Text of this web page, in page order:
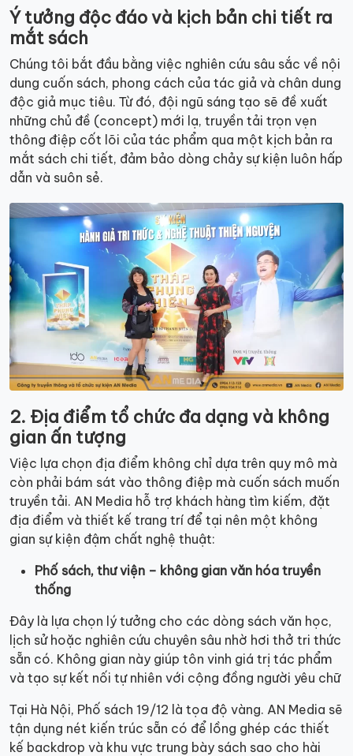
Ý tưởng độc đáo và kịch bản chi tiết ra
mắt sách
Chúng tôi bắt đầu bằng việc nghiên cứu sâu sắc về nội
dung cuốn sách, phong cách của tác giả và chân dung
độc giả mục tiêu. Từ đó, đội ngũ sáng tạo sẽ đề xuất
những chủ đề (concept) mới lạ, truyền tải trọn vẹn
thông điệp cốt lõi của tác phẩm qua một kịch bản ra
mắt sách chi tiết, đảm bảo dòng chảy sự kiện luôn hấp
dẫn và suôn sẻ.
2. Địa điểm tổ chức đa dạng và không
gian ấn tượng
Việc lựa chọn địa điểm không chỉ dựa trên quy mô mà
còn phải bám sát vào thông điệp mà cuốn sách muốn
truyền tải. AN Media hỗ trợ khách hàng tìm kiếm, đặt
địa điểm và thiết kế trang trí để tại nên một không
gian sự kiện đậm chất nghệ thuật:
Phố sách, thư viện – không gian văn hóa truyền
thống
Đây là lựa chọn lý tưởng cho các dòng sách văn học,
lịch sử hoặc nghiên cứu chuyên sâu nhờ hơi thở tri thức
sẵn có. Không gian này giúp tôn vinh giá trị tác phẩm
và tạo sự kết nối tự nhiên với cộng đồng người yêu chữ
Tại Hà Nội, Phố sách 19/12 là tọa độ vàng. AN Media sẽ
tận dụng nét kiến trúc sẵn có để lồng ghép các thiết
kế backdrop và khu vực trung bày sách sao cho hài